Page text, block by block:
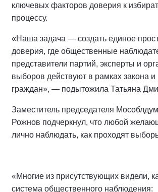
ключевых факторов доверия к
процессу.
«Наша задача — создать единое
доверия, где общественные
представители партий, эксперты и
выборов действуют в рамках закона и
граждан», — подытожила Татьяна
Заместитель председателя
Рожнов подчеркнул, что любой
лично наблюдать, как проходят
«Многие из присутствующих видели,
система общественного наблюдения: